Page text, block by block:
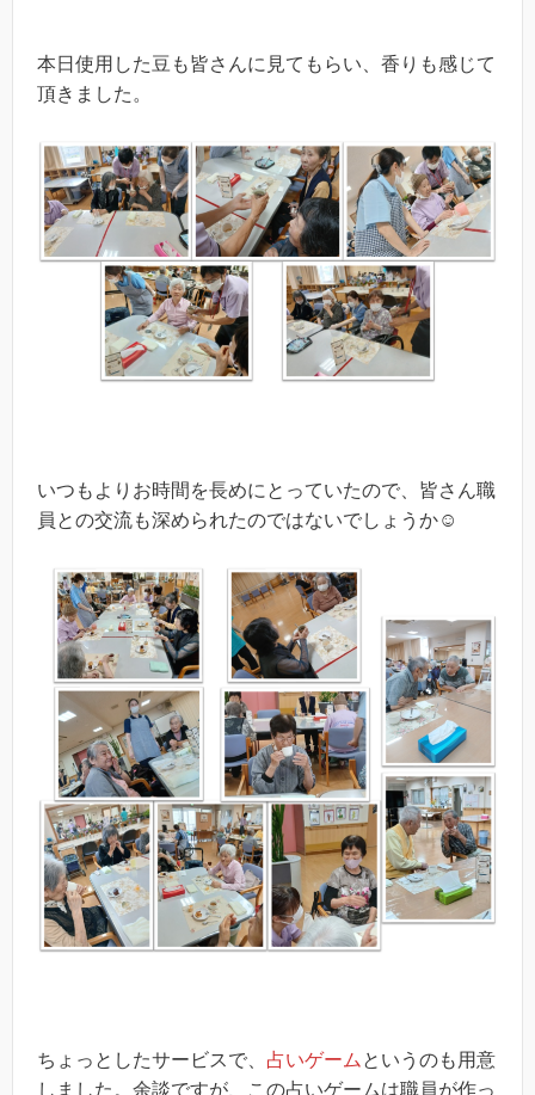
本日使用した豆も皆さんに見てもらい、香りも感じて
頂きました。
いつもよりお時間を長めにとっていたので、皆さん職
員との交流も深められたのではないでしょうか☺
ちょっとしたサービスで、 占いゲーム というのも用意
しました。余談ですが、この占いゲームは職員が作っ